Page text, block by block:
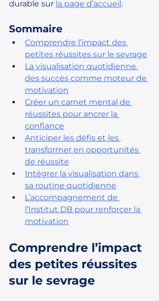
durable sur la page d’accueil.
Sommaire
Comprendre l’impact des
petites réussites sur le sevrage
La visualisation quotidienne
des succès comme moteur de
motivation
Créer un carnet mental de
réussites pour ancrer la
confiance
Anticiper les défis et les
transformer en opportunités
de réussite
Intégrer la visualisation dans
sa routine quotidienne
L’accompagnement de
l’Institut DB pour renforcer la
motivation
Comprendre l’impact
des petites réussites
sur le sevrage